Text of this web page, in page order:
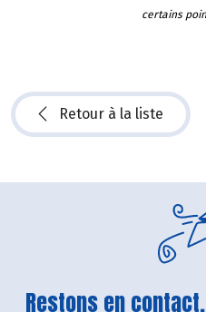
certains
Retour à la liste
Restons en